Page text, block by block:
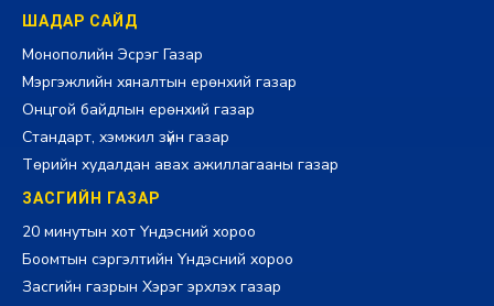
ШАДАР САЙД
Монополийн Эсрэг Газар
Мэргэжлийн хяналтын ерөнхий газар
Онцгой байдлын ерөнхий газар
Стандарт, хэмжил зүйн газар
Төрийн худалдан авах ажиллагааны газар
ЗАСГИЙН ГАЗАР
20 минутын хот Үндэсний хороо
Боомтын сэргэлтийн Үндэсний хороо
Засгийн газрын Хэрэг эрхлэх газар